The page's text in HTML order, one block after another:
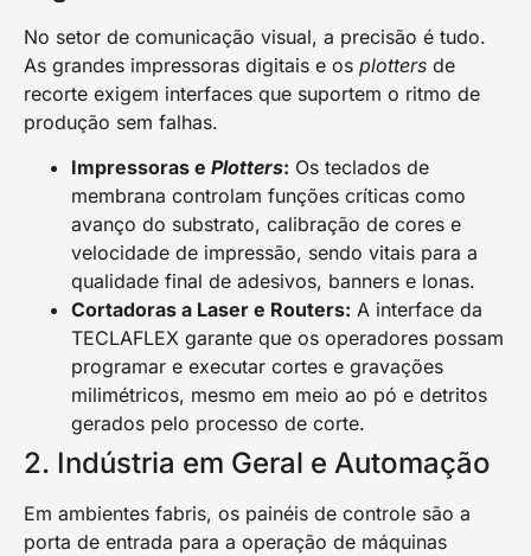
No setor de comunicação visual, a precisão é tudo.
As grandes impressoras digitais e os plotters de
recorte exigem interfaces que suportem o ritmo de
produção sem falhas.
Impressoras e Plotters: Os teclados de
membrana controlam funções críticas como
avanço do substrato, calibração de cores e
velocidade de impressão, sendo vitais para a
qualidade final de adesivos, banners e lonas.
Cortadoras a Laser e Routers: A interface da
TECLAFLEX garante que os operadores possam
programar e executar cortes e gravações
milimétricos, mesmo em meio ao pó e detritos
gerados pelo processo de corte.
2. Indústria em Geral e Automação
Em ambientes fabris, os painéis de controle são a
porta de entrada para a operação de máquinas